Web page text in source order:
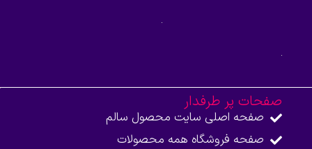
صفحات پر طرفدار
صفحه اصلی سایت محصول سالم
صفحه فروشگاه همه محصولات​